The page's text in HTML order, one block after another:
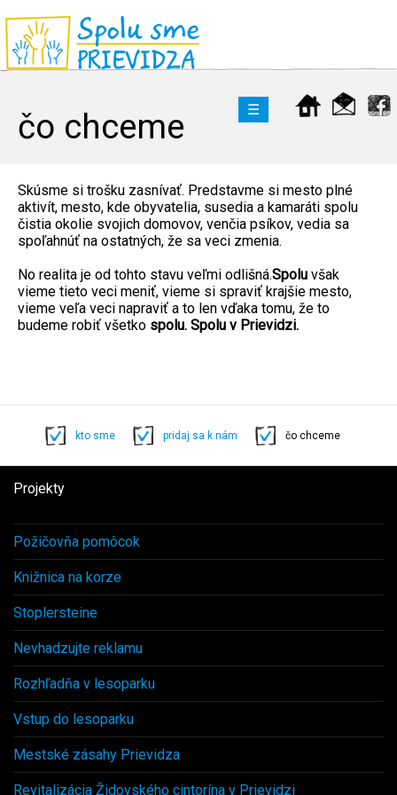
☰
čo chceme
Skúsme si trošku zasnívať. Predstavme si mesto plné
aktivít, mesto, kde obyvatelia, susedia a kamaráti spolu
čistia okolie svojich domovov, venčia psíkov, vedia sa
spoľahnúť na ostatných, že sa veci zmenia.
No realita je od tohto stavu veľmi odlišná.Spolu však
vieme tieto veci meniť, vieme si spraviť krajšie mesto,
vieme veľa veci napraviť a to len vďaka tomu, že to
budeme robiť všetko spolu. Spolu v Prievidzi.
kto sme pridaj sa k nám čo chceme
Projekty
Požičovňa pomôcok
Knižnica na korze
Stoplersteine
Nevhadzujte reklamu
Rozhľadňa v lesoparku
Vstup do lesoparku
Mestské zásahy Prievidza
Revitalizácia Židovského cintorína v Prievidzi